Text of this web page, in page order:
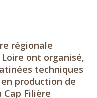
régionale
ont organisé,
techniques
production de
Cap Filière